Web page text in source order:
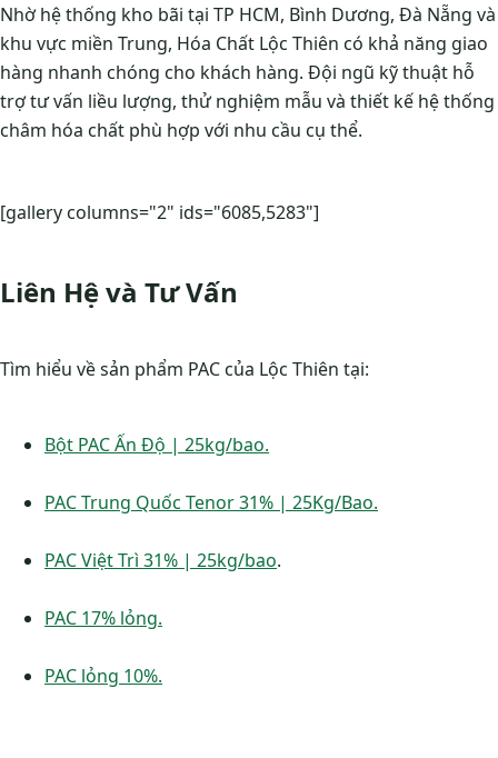
Nhờ hệ thống kho bãi tại TP HCM, Bình Dương, Đà Nẵng và
khu vực miền Trung, Hóa Chất Lộc Thiên có khả năng giao
hàng nhanh chóng cho khách hàng. Đội ngũ kỹ thuật hỗ
trợ tư vấn liều lượng, thử nghiệm mẫu và thiết kế hệ thống
châm hóa chất phù hợp với nhu cầu cụ thể.
[gallery columns="2" ids="6085,5283"]
Liên Hệ và Tư Vấn
Tìm hiểu về sản phẩm PAC của Lộc Thiên tại:
Bột PAC Ấn Độ | 25kg/bao.
PAC Trung Quốc Tenor 31% | 25Kg/Bao.
PAC Việt Trì 31% | 25kg/bao.
PAC 17% lỏng.
PAC lỏng 10%.